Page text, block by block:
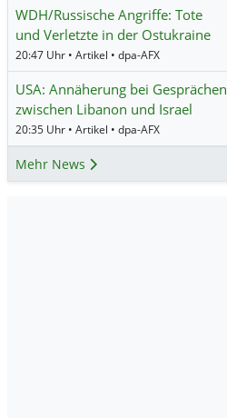
WDH/Russische Angriffe: Tote
und Verletzte in der Ostukraine
20:47 Uhr • Artikel • dpa-AFX
USA: Annäherung bei Gesprächen
zwischen Libanon und Israel
20:35 Uhr • Artikel • dpa-AFX
Mehr News